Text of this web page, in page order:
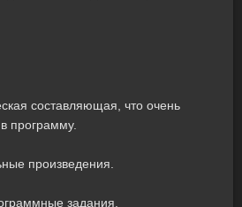
составляющая, что очень
программу.
произведения.
задания.